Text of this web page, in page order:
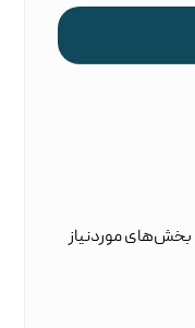
بخش‌های موردنیاز